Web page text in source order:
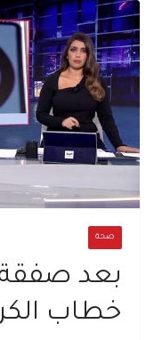
صحة
بعد
خطاب